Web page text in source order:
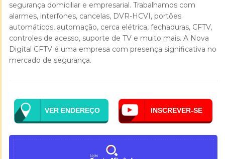
segurança domiciliar e empresarial. Trabalhamos com
alarmes, interfones, cancelas, DVR-HCVI, portões
automáticos, automação, cerca elétrica, fechaduras, CFTV,
controles de acesso, suporte de TV e muito mais. A Nova
Digital CFTV é uma empresa com presença significativa no
mercado de segurança.
VER ENDEREÇO INSCREVER-SE